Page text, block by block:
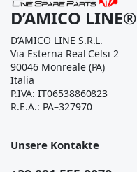
D’AMICO LINE®
D’AMICO LINE S.R.L.
Via Esterna Real Celsi 2
90046 Monreale (PA)
Italia
P.IVA: IT06538860823
R.E.A.: PA–327970
Unsere Kontakte